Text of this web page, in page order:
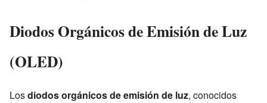
Diodos Orgánicos de Emisión de Luz
(OLED)
Losdiodos orgánicos de emisión de luz, conocidos